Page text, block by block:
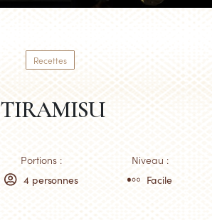
Recettes
TIRAMISU
Portions :
Niveau :
4 personnes Facile